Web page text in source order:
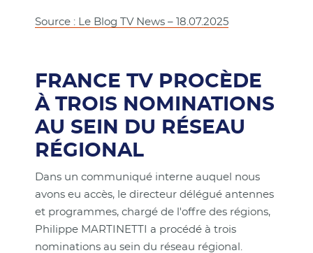
Source : Le Blog TV News – 18.07.2025
FRANCE TV PROCÈDE
À TROIS NOMINATIONS
AU SEIN DU RÉSEAU
RÉGIONAL
Dans un communiqué interne auquel nous
avons eu accès, le directeur délégué antennes
et programmes, chargé de l'offre des régions,
Philippe MARTINETTI a procédé à trois
nominations au sein du réseau régional.